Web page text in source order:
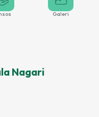
Galeri
Nagari